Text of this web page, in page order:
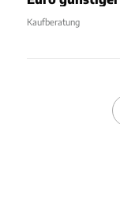
Kaufberatung